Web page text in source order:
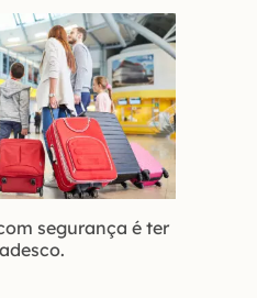
segurança é ter